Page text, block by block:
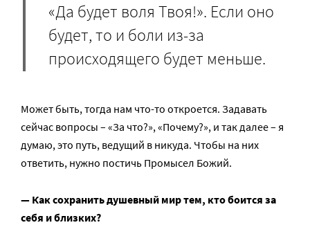
«Да будет воля Твоя!». Если оно
будет, то и боли из-за
происходящего будет меньше.
Может быть, тогда нам что-то откроется. Задавать
сейчас вопросы – «За что?», «Почему?», и так далее – я
думаю, это путь, ведущий в никуда. Чтобы на них
ответить, нужно постичь Промысел Божий.
— Как сохранить душевный мир тем, кто боится за
себя и близких?